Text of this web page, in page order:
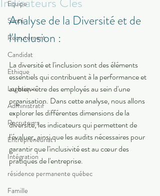
Equipe
Santé
Recrutement
Candidat
Ethique
Logistique
Administratif
Recruteurs
Entrepreneuriat
Intégration
résidence permanente québec
Famille
Analyse de la Diversité et de
l'Inclusion :
La diversité et l'inclusion sont des éléments
essentiels qui contribuent à la performance et
au bien-être des employés au sein d'une
organisation. Dans cette analyse, nous allons
explorer les différentes dimensions de la
diversité, les indicateurs qui permettent de
l'évaluer, ainsi que les audits nécessaires pour
garantir que l'inclusivité est au cœur des
pratiques de l'entreprise.